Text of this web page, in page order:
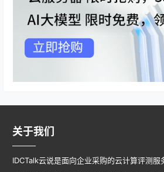
关于我们
IDCTalk云说是面向企业采购的云计算评测